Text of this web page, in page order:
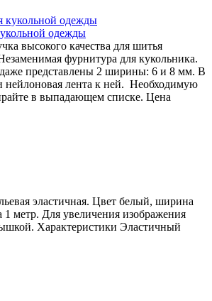
одежды
высокого качества для шитья
фурнитура для кукольника.
представлены 2 ширины: 6 и 8 мм. В
нейлоновая лента к ней. Необходимую
в выпадающем списке. Цена
эластичная. Цвет белый, ширина
1 метр. Для увеличения изображения
Характеристики Эластичный